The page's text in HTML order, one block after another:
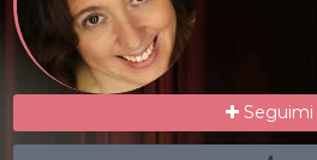
Seguimi